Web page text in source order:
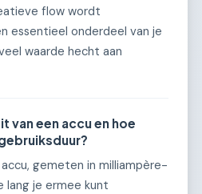
flow wordt
essentieel onderdeel van je
waarde hecht aan
van een accu en hoe
gemeten in milliampère-
lang je ermee kunt